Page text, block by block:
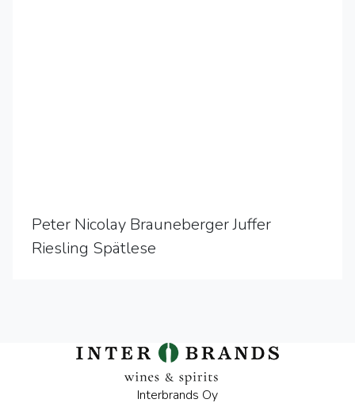
Peter Nicolay Brauneberger Juffer
Riesling Spätlese
Interbrands Oy